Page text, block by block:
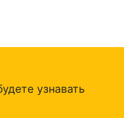
узнавать